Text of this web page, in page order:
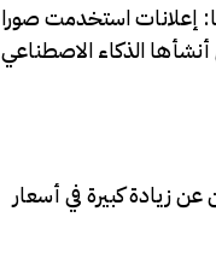
إعلانات استخدمت صورا
الذكاء الاصطناعي
زيادة كبيرة في أسعار